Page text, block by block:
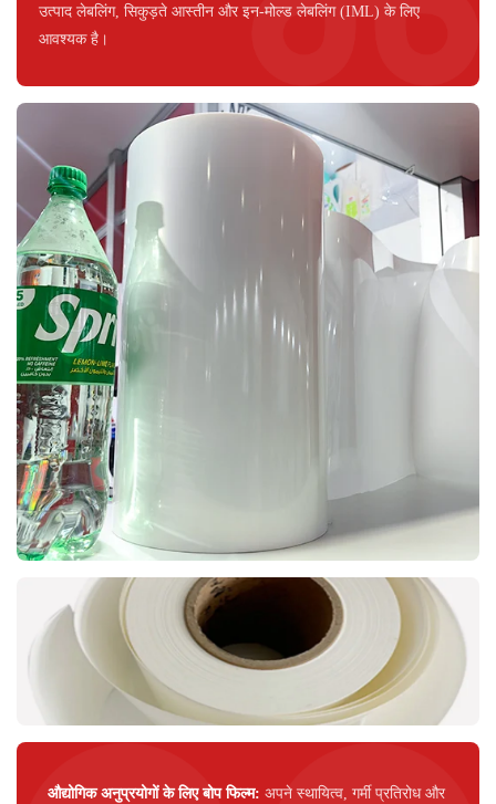
उत्पाद लेबलिंग, सिकुड़ते आस्तीन और इन-मोल्ड लेबलिंग (IML) के लिए
आवश्यक है।
औद्योगिक अनुप्रयोगों के लिए बोप फिल्म:अपने स्थायित्व, गर्मी प्रतिरोध और